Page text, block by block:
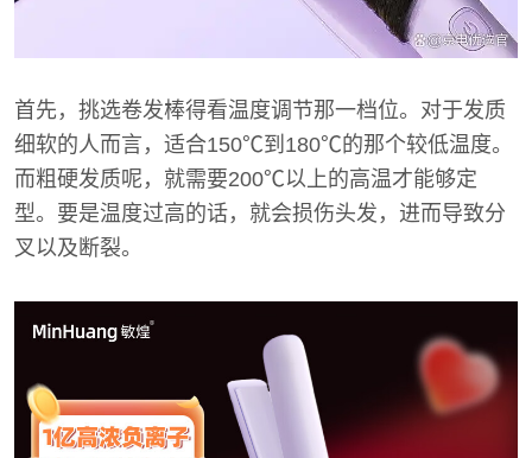
首先，挑选卷发棒得看温度调节那一档位。对于发质
细软的人而言，适合150℃到180℃的那个较低温度。
而粗硬发质呢，就需要200℃以上的高温才能够定
型。要是温度过高的话，就会损伤头发，进而导致分
叉以及断裂。